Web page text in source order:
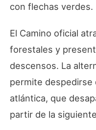
con flechas verdes.
El Camino oficial
forestales y
descensos. La
permite despedirse
atlántica, que
partir de la